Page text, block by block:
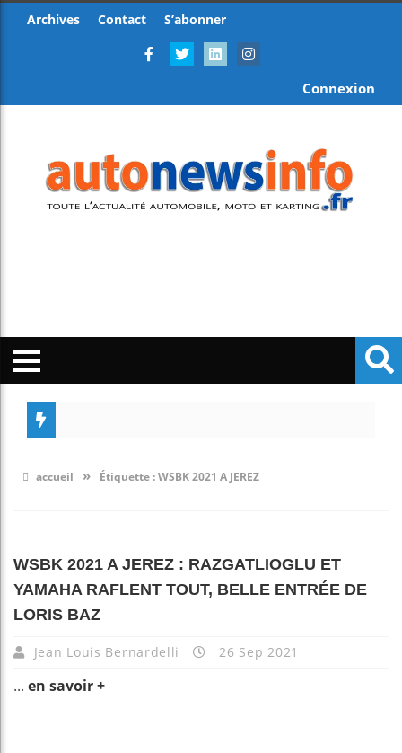
Archives Contact S’abonner
Connexion
accueil » Étiquette :WSBK 2021 A JEREZ
WSBK 2021 A JEREZ : RAZGATLIOGLU ET
YAMAHA RAFLENT TOUT, BELLE ENTRÉE DE
LORIS BAZ
Jean Louis Bernardelli 26 Sep 2021
... en savoir +